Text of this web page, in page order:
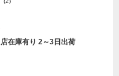
在庫有り 2～3日出荷